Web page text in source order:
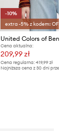
-10%
extra -5% z kodem: OFF*
Cena aktualna:
209,99 zł
Cena regularna: 419,99 zł
Najniższa cena z 30 dni przed obniżką: